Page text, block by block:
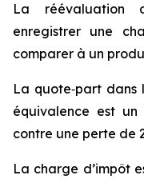
La réévaluation
enregistrer une
comparer à un
La quote‑part dans
équivalence est un
contre une perte de
La charge d’impôt